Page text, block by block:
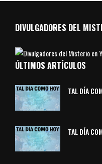
DIVULGADORES DEL
ÚLTIMOS ARTÍCULOS
TAL DÍA
TAL DÍA